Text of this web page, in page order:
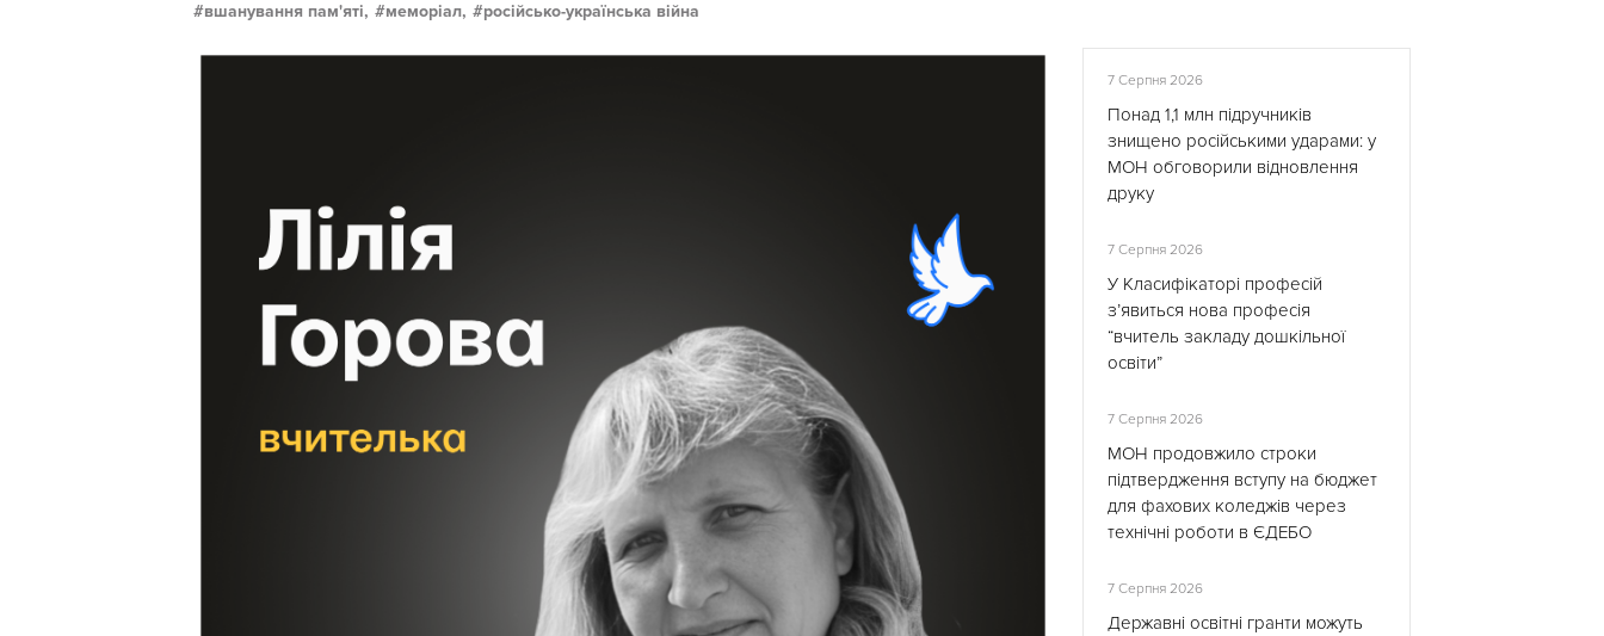
вшанування пам'яті, меморіал, російсько-українська війна
7 Серпня 2026
Понад 1,1 млн підручників
знищено російськими ударами: у
МОН обговорили відновлення
друку
7 Серпня 2026
У Класифікаторі професій
з’явиться нова професія
“вчитель закладу дошкільної
освіти”
7 Серпня 2026
МОН продовжило строки
підтвердження вступу на бюджет
для фахових коледжів через
технічні роботи в ЄДЕБО
7 Серпня 2026
Державні освітні гранти можуть